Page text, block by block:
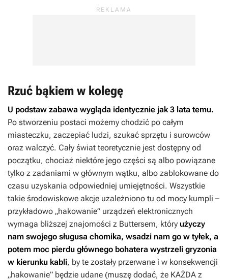
Rzuć bąkiem w kolegę
U podstaw zabawa wygląda identycznie jak 3 lata temu.
Po stworzeniu postaci możemy chodzić po całym
miasteczku, zaczepiać ludzi, szukać sprzętu i surowców
oraz walczyć. Cały świat teoretycznie jest dostępny od
początku, chociaż niektóre jego części są albo powiązane
tylko z zadaniami w głównym wątku, albo zablokowane do
czasu uzyskania odpowiedniej umiejętności. Wszystkie
takie środowiskowe akcje uzależniono tu od mocy kumpli –
przykładowo „hakowanie” urządzeń elektronicznych
wymaga bliższej znajomości z Buttersem, który użyczy
nam swojego sługusa chomika, wsadzi nam go w tyłek, a
potem moc pierdu głównego bohatera wystrzeli gryzonia
w kierunku kabli, by te zostały przerwane i w konsekwencji
„hakowanie” będzie udane (muszę dodać, że KAŻDA z